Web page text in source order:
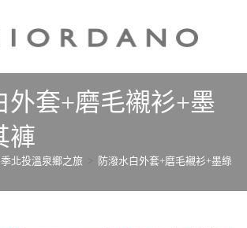
外套+磨毛襯衫+墨
褲
北投溫泉鄉之旅 防潑水白外套+磨毛襯衫+墨綠色